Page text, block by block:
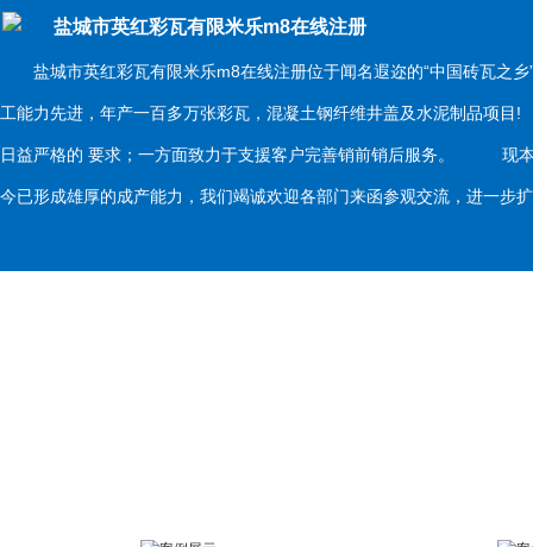
盐城市英红彩瓦有限米乐m8在线注册
盐城市英红彩瓦有限米乐m8在线注册位于闻名遐迩的“中国砖瓦之乡
工能力先进，年产一百多万张彩瓦，混凝土钢纤维井盖及水泥制品项
日益严格的 要求；一方面致力于支援客户完善销前销后服务。 现本
今已形成雄厚的成产能力，我们竭诚欢迎各部门来函参观交流，进一